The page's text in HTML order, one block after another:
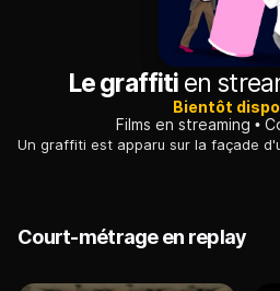
Le graffiti en
Bientôt
Films en streaming
Court-métrage en replay